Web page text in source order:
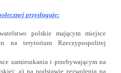
przysługuje:
polskie mającym miejsce
na terytorium Rzeczypospolitej
zamieszkania i przebywającym na
a) na podstawie zezwolenia na